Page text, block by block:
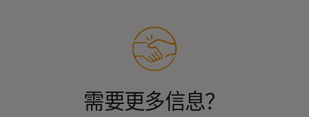
需要更多信息？